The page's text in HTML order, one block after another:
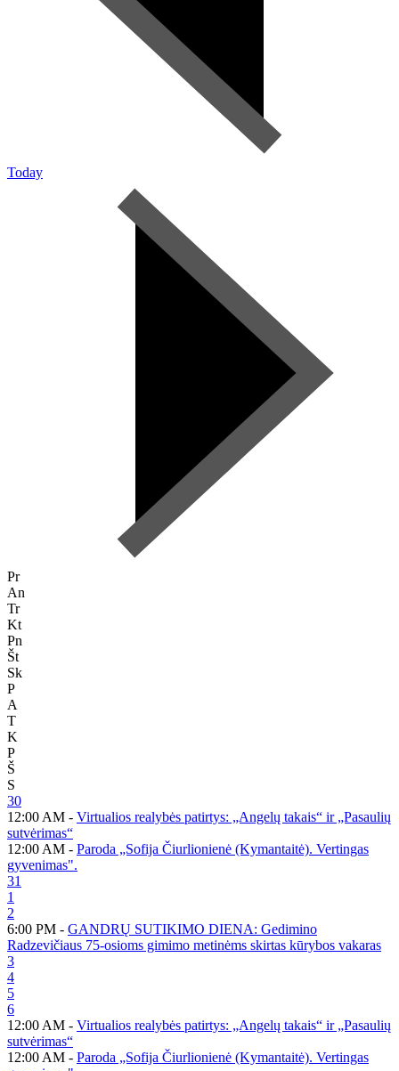
Today
Pr
An
Tr
Kt
Pn
Št
Sk
P
A
T
K
P
Š
S
30
12:00 AM - Virtualios realybės patirtys: „Angelų takais“ ir „Pasaulių
sutvėrimas“
12:00 AM - Paroda „Sofija Čiurlionienė (Kymantaitė). Vertingas
gyvenimas".
31
1
2
6:00 PM - GANDRŲ SUTIKIMO DIENA: Gedimino
Radzevičiaus 75-osioms gimimo metinėms skirtas kūrybos vakaras
3
4
5
6
12:00 AM - Virtualios realybės patirtys: „Angelų takais“ ir „Pasaulių
sutvėrimas“
12:00 AM - Paroda „Sofija Čiurlionienė (Kymantaitė). Vertingas